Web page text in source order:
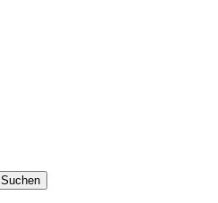
Suchen